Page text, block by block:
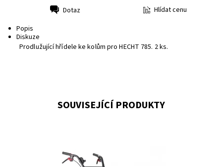
Dotaz
Hlídat cenu
Popis
Diskuze
Prodlužující hřídele ke kolům pro HECHT 785. 2 ks.
SOUVISEJÍCÍ PRODUKTY
Motorový kultivátor s motorem Briggs & Stratton CR950